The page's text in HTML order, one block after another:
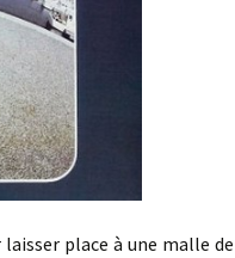
place à une malle de